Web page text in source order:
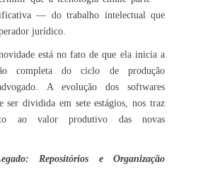
— do trabalho intelectual que
jurídico.
está no fato de que ela inicia a
completa do ciclo de produção
A evolução dos softwares
ser dividida em sete estágios, nos traz
ao valor produtivo das novas
Repositórios e Organização